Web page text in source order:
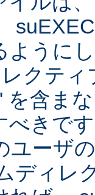
ように
クテ
を含ま
べきで
ユーザ
ディレ